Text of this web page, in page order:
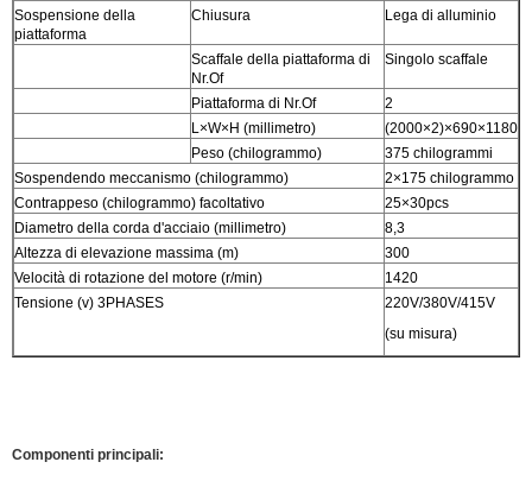
Sospensione della
piattaforma
Chiusura Lega di alluminio
Scaffale della piattaforma di
Nr.Of
Singolo scaffale
Piattaforma di Nr.Of
2
L×W×H (millimetro)
(2000×2)×690×1180
Peso (chilogrammo)
375 chilogrammi
Sospendendo meccanismo (chilogrammo)
2×175 chilogrammo
Contrappeso (chilogrammo) facoltativo
25×30pcs
Diametro della corda d'acciaio (millimetro)
8,3
Altezza di elevazione massima (m)
300
Velocità di rotazione del motore (r/min)
1420
Tensione (v) 3PHASES
220V/380V/415V
(su misura)
Componenti principali: